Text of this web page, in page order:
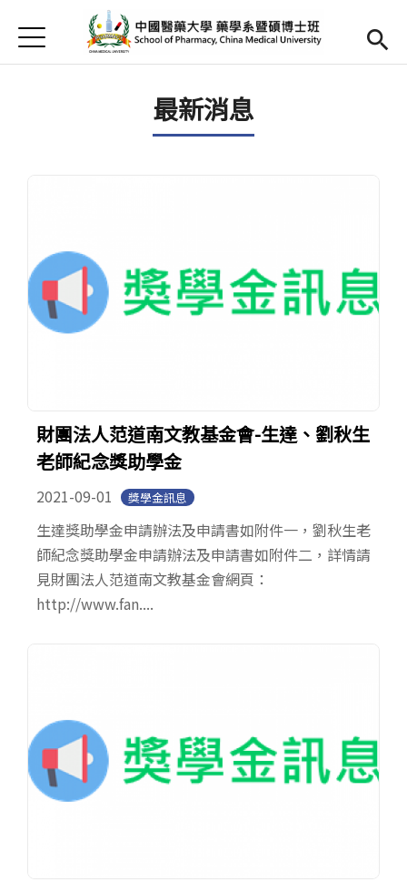
首頁
首頁
Open submenu (教學資源)
教學資源
Open submenu (實習專區)
實習專區
Jump to Main content
最新消息
財團法人范道南文教基金會-生達、劉秋生
老師紀念獎助學金
2021-09-01 獎學金訊息
生達獎助學金申請辦法及申請書如附件一，劉秋生老
師紀念獎助學金申請辦法及申請書如附件二，詳情請
見財團法人范道南文教基金會網頁：
http://www.fan....